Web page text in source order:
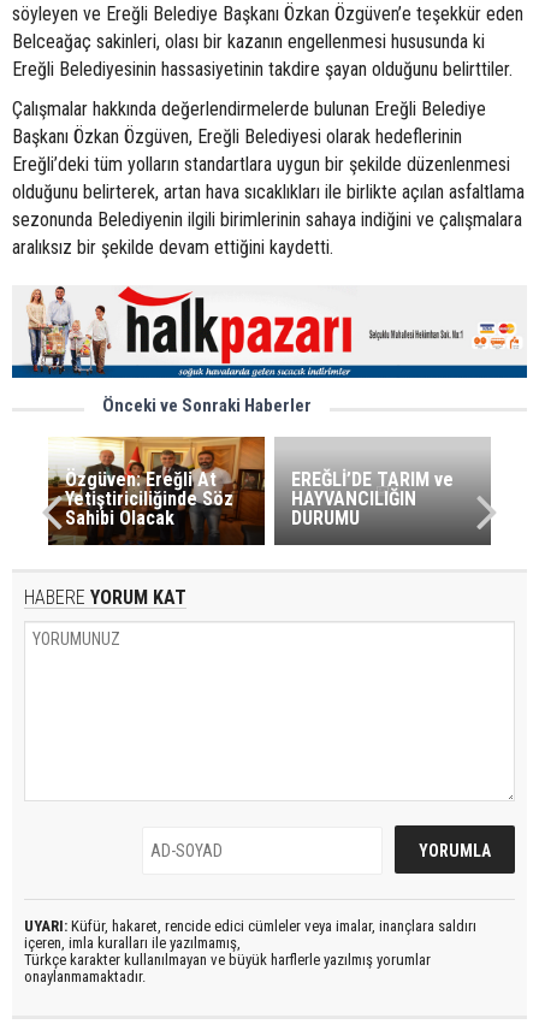
söyleyen ve Ereğli Belediye Başkanı Özkan Özgüven’e teşekkür eden
Belceağaç sakinleri, olası bir kazanın engellenmesi hususunda ki
Ereğli Belediyesinin hassasiyetinin takdire şayan olduğunu belirttiler.
Çalışmalar hakkında değerlendirmelerde bulunan Ereğli Belediye
Başkanı Özkan Özgüven, Ereğli Belediyesi olarak hedeflerinin
Ereğli’deki tüm yolların standartlara uygun bir şekilde düzenlenmesi
olduğunu belirterek, artan hava sıcaklıkları ile birlikte açılan asfaltlama
sezonunda Belediyenin ilgili birimlerinin sahaya indiğini ve çalışmalara
aralıksız bir şekilde devam ettiğini kaydetti.
Önceki ve Sonraki Haberler
Özgüven: Ereğli At
Yetiştiriciliğinde Söz
Sahibi Olacak
EREĞLİ’DE TARIM ve
HAYVANCILIĞIN
DURUMU
HABERE YORUM KAT
UYARI: Küfür, hakaret, rencide edici cümleler veya imalar, inançlara saldırı
içeren, imla kuralları ile yazılmamış,
Türkçe karakter kullanılmayan ve büyük harflerle yazılmış yorumlar
onaylanmamaktadır.